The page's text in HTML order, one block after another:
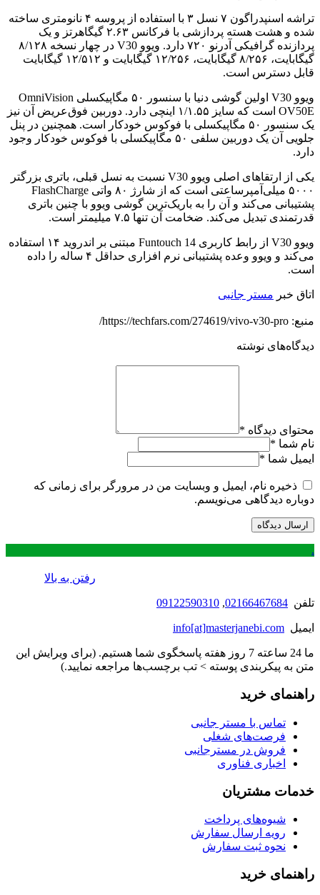
تراشه اسنپدراگون ۷ نسل ۳ با استفاده از پروسه ۴ نانومتری ساخته
شده و هشت هسته پردازشی با فرکانس ۲.۶۳ گیگاهرتز و یک
پردازنده گرافیکی آدرنو ۷۲۰ دارد. ویوو V30 در چهار نسخه ۸/۱۲۸
گیگابایت، ۸/۲۵۶ گیگابایت، ۱۲/۲۵۶ گیگابایت و ۱۲/۵۱۲ گیگابایت
قابل دسترس است.
ویوو V30 اولین گوشی دنیا با سنسور ۵۰ مگاپیکسلی OmniVision
OV50E است که سایز ۱/۱.۵۵ اینچی دارد. دوربین فوق‌عریض آن نیز
یک سنسور ۵۰ مگاپیکسلی با فوکوس خودکار است. همچنین در پنل
جلویی آن یک دوربین سلفی ۵۰ مگاپیکسلی با فوکوس خودکار وجود
دارد.
یکی از ارتقاهای اصلی ویوو V30 نسبت به نسل قبلی، باتری بزرگتر
۵۰۰۰ میلی‌آمپرساعتی است که از شارژ ۸۰ واتی FlashCharge
پشتیبانی می‌کند و آن را به باریک‌ترین گوشی ویوو با چنین باتری
قدرتمندی تبدیل می‌کند. ضخامت آن تنها ۷.۵ میلیمتر است.
ویوو V30 از رابط کاربری Funtouch 14 مبتنی بر اندروید ۱۴ استفاده
می‌کند و ویوو وعده‌ پشتیبانی نرم افزاری حداقل ۴ ساله را داده
است.
اتاق خبر مستر جانبی
منبع: https://techfars.com/274619/vivo-v30-pro/
دیدگاه‌های نوشته
محتوای دیدگاه *
نام شما *
ایمیل شما *
ذخیره نام، ایمیل و وبسایت من در مرورگر برای زمانی که
دوباره دیدگاهی می‌نویسم.
.
رفتن به بالا
تلفن 02166467684
,
09122590310
ایمیل info[at]masterjanebi.com
ما 24 ساعته 7 روز هفته پاسخگوی شما هستیم. (برای ویرایش این
متن به پیکربندی پوسته > تب برچسب‌ها مراجعه نمایید.)
راهنمای خرید
تماس با مستر جانبی
فرصت‌های شغلی
فروش در مسترجانبی
اخباری فناوری
خدمات مشتریان
شیوه‌های پرداخت
رویه ارسال سفارش
نحوه ثبت سفارش
راهنمای خرید